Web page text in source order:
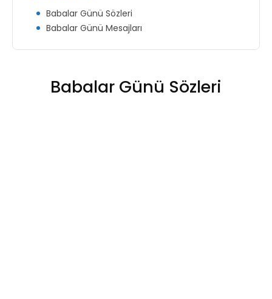
Babalar Günü Sözleri
Babalar Günü Mesajları
Babalar Günü Sözleri